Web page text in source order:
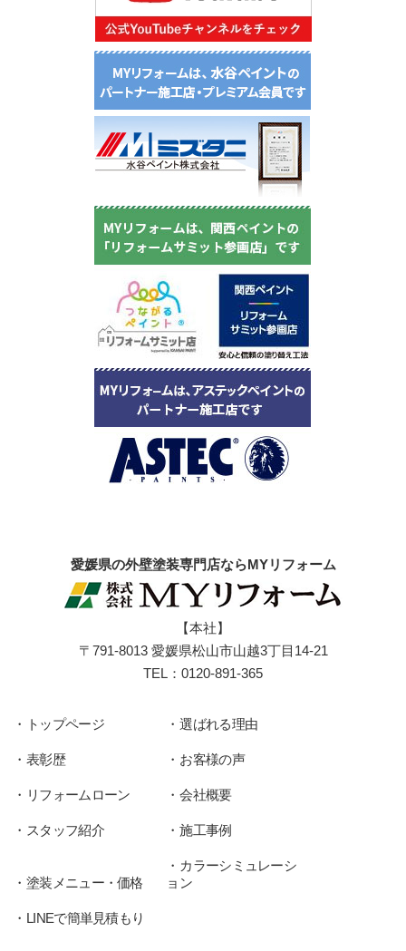
愛媛県の外壁塗装専門店ならMYリフォーム
【本社】
〒791-8013 愛媛県松山市山越3丁目14-21
TEL： 0120-891-365
トップページ 選ばれる理由
表彰歴 お客様の声
リフォームローン 会社概要
スタッフ紹介 施工事例
塗装メニュー・価格
カラーシミュレーシ
ョン
LINEで簡単見積もり